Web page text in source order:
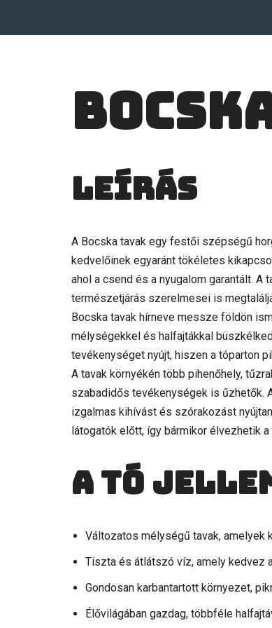
Leírás
A Bocska tavak egy festői szépségű
kedvelőinek egyaránt tökéletes
ahol a csend és a nyugalom garantált.
természetjárás szerelmesei is
Bocska tavak hírneve messze földön
mélységekkel és halfajtákkal
tevékenységet nyújt, hiszen a tóparton
A tavak környékén több pihenőhely,
szabadidős tevékenységek is űzhetők.
izgalmas kihívást és szórakozást
látogatók előtt, így bármikor élvezhetik
A tó
Változatos mélységű tavak, amelyek
Tiszta és átlátszó víz, amely kedvez
Gondosan karbantartott környezet,
Élővilágában gazdag, többféle